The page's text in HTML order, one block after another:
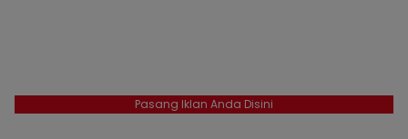
Pasang Iklan Anda Disini